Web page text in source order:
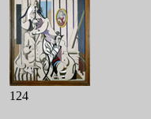
124